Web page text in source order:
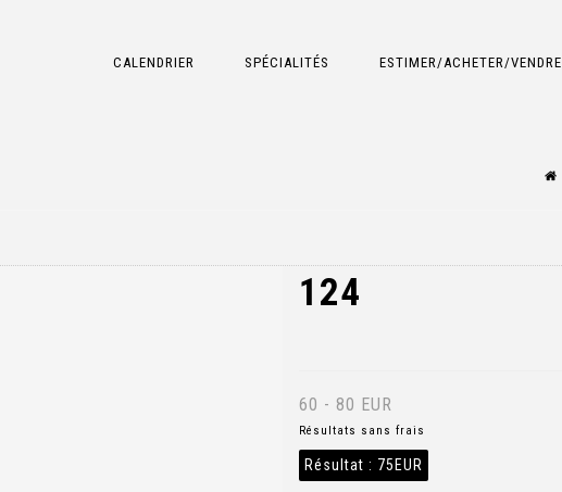
CALENDRIER SPÉCIALITÉS ESTIMER/ACHETER/VENDRE
124
60 - 80 EUR
Résultats sans frais
Résultat : 75EUR